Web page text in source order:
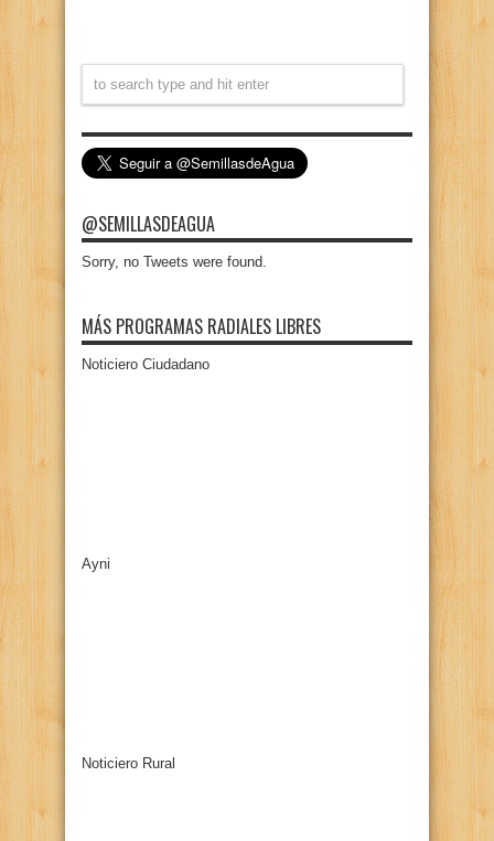
@SEMILLASDEAGUA
Sorry, no Tweets were found.
MÁS PROGRAMAS RADIALES LIBRES
Noticiero Ciudadano
Ayni
Noticiero Rural